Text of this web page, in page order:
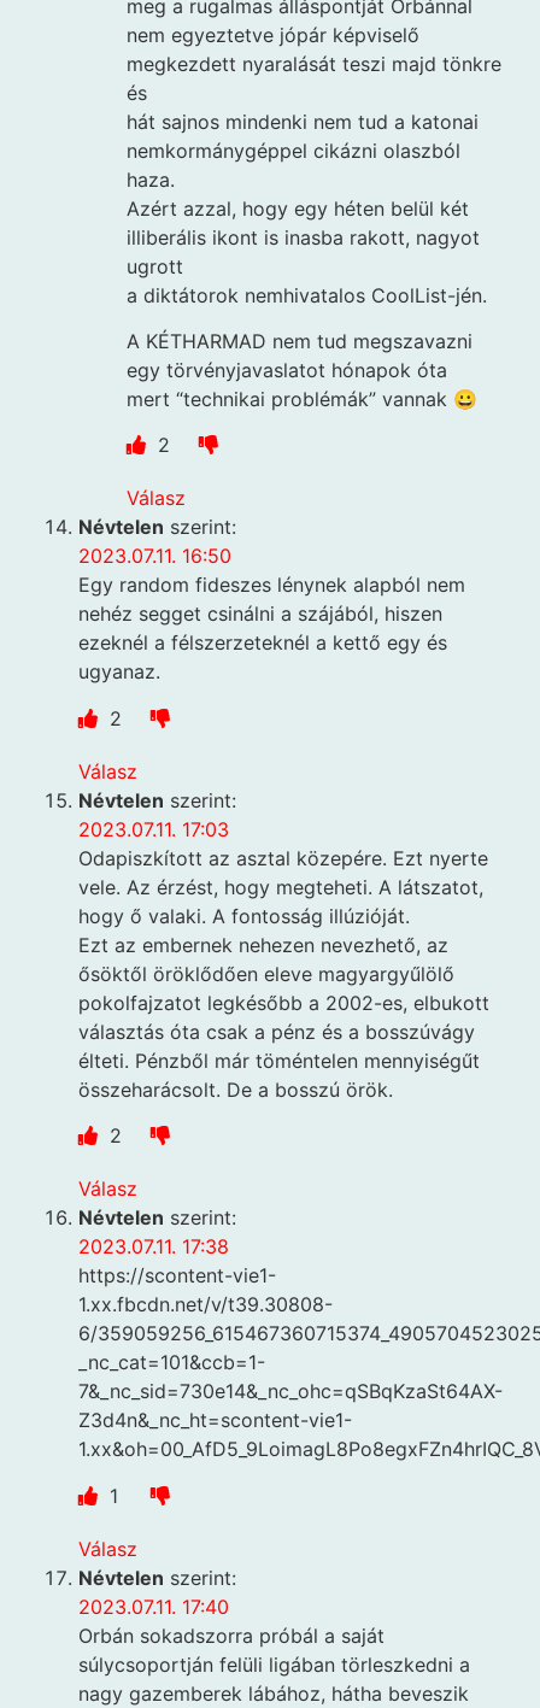
meg a rugalmas álláspontját Orbánnal
nem egyeztetve jópár képviselő
megkezdett nyaralását teszi majd tönkre
és
hát sajnos mindenki nem tud a katonai
nemkormánygéppel cikázni olaszból
haza.
Azért azzal, hogy egy héten belül két
illiberális ikont is inasba rakott, nagyot
ugrott
a diktátorok nemhivatalos CoolList-jén.
A KÉTHARMAD nem tud megszavazni
egy törvényjavaslatot hónapok óta
mert “technikai problémák” vannak 😀
2
Válasz
Névtelen szerint:
2023.07.11. 16:50
Egy random fideszes lénynek alapból nem
nehéz segget csinálni a szájából, hiszen
ezeknél a félszerzeteknél a kettő egy és
ugyanaz.
2
Válasz
Névtelen szerint:
2023.07.11. 17:03
Odapiszkított az asztal közepére. Ezt nyerte
vele. Az érzést, hogy megteheti. A látszatot,
hogy ő valaki. A fontosság illúzióját.
Ezt az embernek nehezen nevezhető, az
ősöktől öröklődően eleve magyargyűlölő
pokolfajzatot legkésőbb a 2002-es, elbukott
választás óta csak a pénz és a bosszúvágy
élteti. Pénzből már töméntelen mennyiségűt
összeharácsolt. De a bosszú örök.
2
Válasz
Névtelen szerint:
2023.07.11. 17:38
https://scontent-vie1-
1.xx.fbcdn.net/v/t39.30808-
6/
_nc_cat=101&ccb=1-
7&_nc_sid=730e14&_nc_ohc=qSBqKzaSt64AX-
Z3d4n&_nc_ht=scontent-vie1-
1
Válasz
Névtelen szerint:
2023.07.11. 17:40
Orbán sokadszorra próbál a saját
súlycsoportján felüli ligában törleszkedni a
nagy gazemberek lábához, hátha beveszik